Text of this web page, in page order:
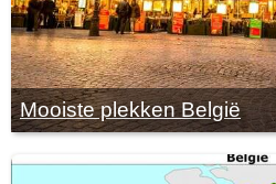
Mooiste plekken België